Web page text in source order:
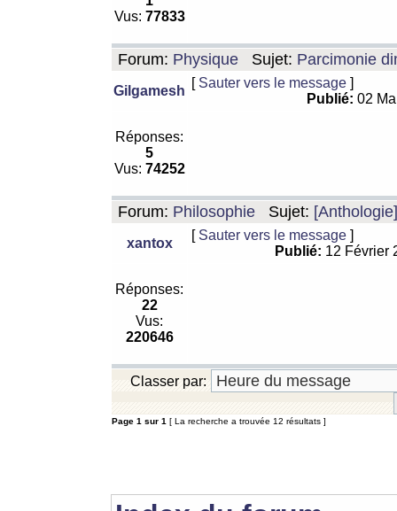
Vus: 77833
Forum: Physique Sujet: Parcimonie
Gilgamesh
[ Sauter vers le message ]
Publié: 02
Réponses:
5
Vus: 74252
Forum: Philosophie Sujet:
xantox
[ Sauter vers le message ]
Publié: 12 Février
Réponses:
22
Vus:
220646
Classer par:
Page 1 sur 1 [ La recherche a trouvée 12 résultats ]